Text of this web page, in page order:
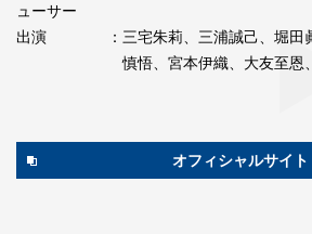
ューサー
出演
：三宅朱莉、三浦誠己、堀
慎悟、宮本伊織、大友至恩
オフィシャルサイト